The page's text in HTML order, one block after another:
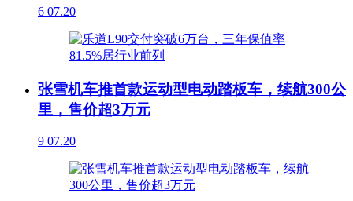
6 07.20
张雪机车推首款运动型电动踏板车，续航300公
里，售价超3万元
9 07.20